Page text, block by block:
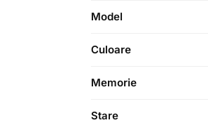
Model
Culoare
Memorie
Stare